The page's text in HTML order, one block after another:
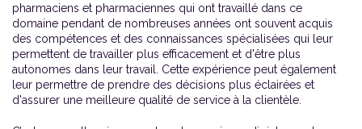
pharmaciens et pharmaciennes qui ont travaillé dans ce
domaine pendant de nombreuses années ont souvent acquis
des compétences et des connaissances spécialisées qui leur
permettent de travailler plus efficacement et d'être plus
autonomes dans leur travail. Cette expérience peut également
leur permettre de prendre des décisions plus éclairées et
d'assurer une meilleure qualité de service à la clientèle.